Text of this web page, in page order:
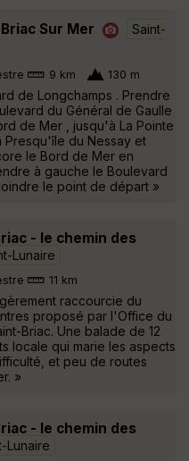
Sur Mer
Saint-
9 km 130 m
de Longchamps . Prendre
du Général de Gaulle
de Mer , jusqu'à La Pointe
Presqu'île du Nessay et
le Bord de Mer en
à gauche le Boulevard
le point de départ »
- le chemin des
Lunaire
11 km
raccourcie du
proposé par l'Office du
Briac. Une balade de 12
locale qui marie les aspects
et peu de routes
»
- le chemin des
Lunaire